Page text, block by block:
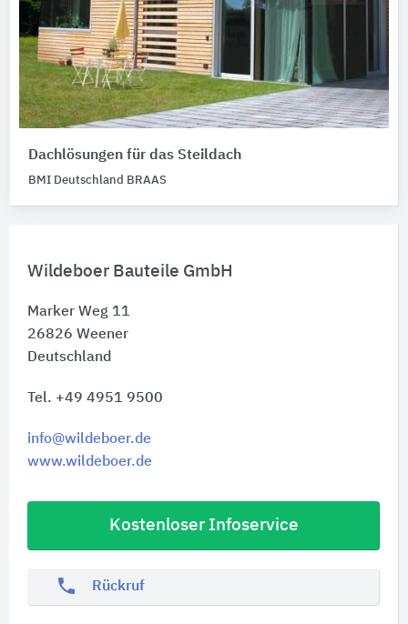
Wildeboer Bauteile GmbH
Marker Weg 11
26826 Weener
Deutschland
Tel. +49 4951 9500
info@wildeboer.de
www.wildeboer.de
Kostenloser Infoservice
phone Rückruf
Dachlösungen für das Steildach
BMI Deutschland BRAAS